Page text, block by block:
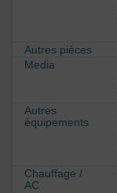
Autres pièces
Media
Autres
équipements
Chauffage /
AC